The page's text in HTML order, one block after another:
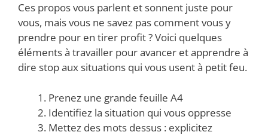
Ces propos vous parlent et sonnent juste pour
vous, mais vous ne savez pas comment vous y
prendre pour en tirer profit ? Voici quelques
éléments à travailler pour avancer et apprendre à
dire stop aux situations qui vous usent à petit feu.
Prenez une grande feuille A4
Identifiez la situation qui vous oppresse
Mettez des mots dessus : explicitez